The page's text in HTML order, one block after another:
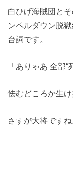
白ひげ海賊団と
ンペルダウン脱
台詞です。
「ありゃあ 全部
怯むどころか生
さすが大将ですね